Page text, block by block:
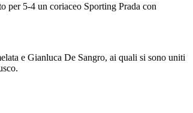
per 5-4 un coriaceo Sporting Prada con
e Gianluca De Sangro, ai quali si sono uniti